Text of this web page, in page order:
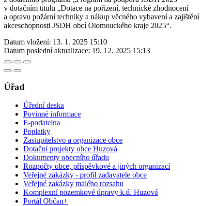
v dotačním titulu „Dotace na pořízení, technické zhodnocení
a opravu požární techniky a nákup věcného vybavení a zajištění
akceschopnosti JSDH obcí Olomouckého kraje 2025“.
Datum vložení: 13. 1. 2025 15:10
Datum poslední aktualizace: 19. 12. 2025 15:13
Úřad
Úřední deska
Povinné informace
E-podatelna
Poplatky
Zastupitelstvo a organizace obce
Dotační projekty obce Huzová
Dokumenty obecního úřadu
Rozpočty obce, příspěvkové a jiných organizací
Veřejné zakázky - profil zadavatele obce
Veřejné zakázky malého rozsahu
Komplexní pozemkové úpravy k.ú. Huzová
Portál Občan+